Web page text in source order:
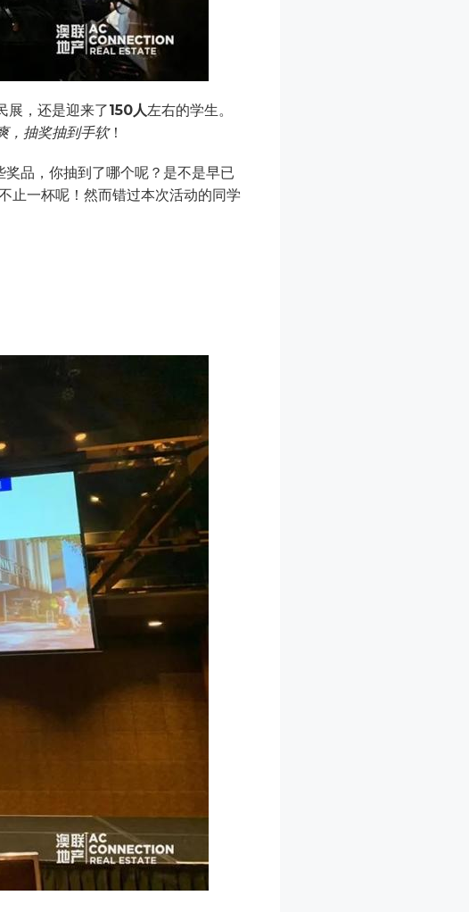
展，还是迎来了150人左右的学生。
，抽奖抽到手软！
品，你抽到了哪个呢？是不是早已
止一杯呢！然而错过本次活动的同学